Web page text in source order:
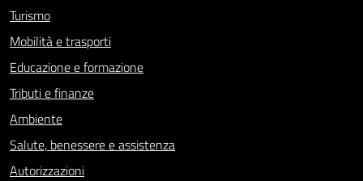
Turismo
Mobilità e trasporti
Educazione e formazione
Tributi e finanze
Ambiente
Salute, benessere e assistenza
Autorizzazioni